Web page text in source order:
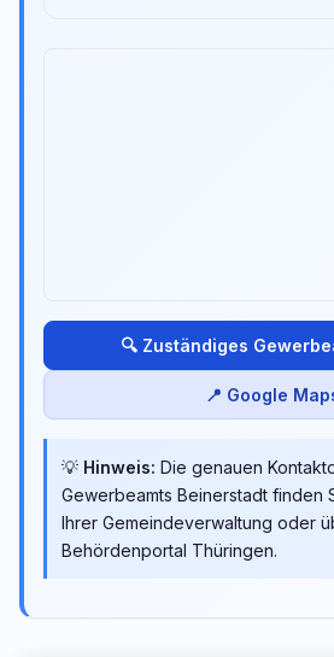
🔍 Zuständiges
📍 Google
💡 Hinweis: Die genauen
Gewerbeamts Beinerstadt finden
Ihrer Gemeindeverwaltung oder
Behördenportal Thüringen.